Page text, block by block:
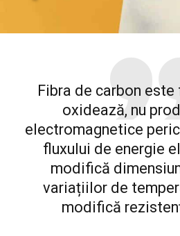
Fibra de carbon este
oxidează, nu
electromagnetice
fluxului de energie
modifică
variațiilor de
modifică